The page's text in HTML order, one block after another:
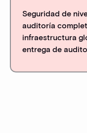
Seguridad de
auditoría
infraestructura
entrega de